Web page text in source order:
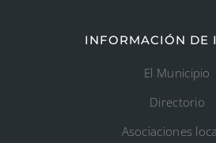
INFORMACIÓN DE
El Municipio
Directorio
Asociaciones